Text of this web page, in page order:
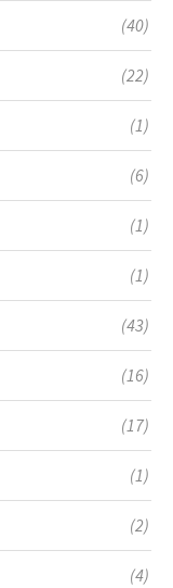
(40)
(22)
(1)
(6)
(1)
(1)
(43)
(16)
(17)
(1)
(2)
(4)